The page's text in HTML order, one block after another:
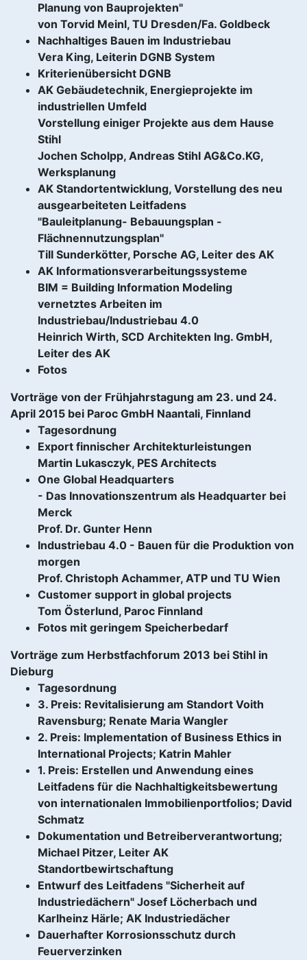
Planung von Bauprojekten"
von Torvid Meinl, TU Dresden/Fa. Goldbeck
Nachhaltiges Bauen im Industriebau
Vera King, Leiterin DGNB System
Kriterienübersicht DGNB
AK Gebäudetechnik, Energieprojekte im
industriellen Umfeld
Vorstellung einiger Projekte aus dem Hause
Stihl
Jochen Scholpp, Andreas Stihl AG&Co.KG,
Werksplanung
AK Standortentwicklung, Vorstellung des neu
ausgearbeiteten Leitfadens
"Bauleitplanung- Bebauungsplan -
Flächnennutzungsplan"
Till Sunderkötter, Porsche AG, Leiter des AK
AK Informationsverarbeitungssysteme
BIM = Building Information Modeling
vernetztes Arbeiten im
Industriebau/Industriebau 4.0
Heinrich Wirth, SCD Architekten Ing. GmbH,
Leiter des AK
Fotos
Vorträge von der Frühjahrstagung am 23. und 24.
April 2015 bei Paroc GmbH Naantali, Finnland
Tagesordnung
Export finnischer Architekturleistungen
Martin Lukasczyk, PES Architects
One Global Headquarters
- Das Innovationszentrum als Headquarter bei
Merck
Prof. Dr. Gunter Henn
Industriebau 4.0 - Bauen für die Produktion von
morgen
Prof. Christoph Achammer, ATP und TU Wien
Customer support in global projects
Tom Österlund, Paroc Finnland
Fotos mit geringem Speicherbedarf
Vorträge zum Herbstfachforum 2013 bei Stihl in
Dieburg
Tagesordnung
3. Preis: Revitalisierung am Standort Voith
Ravensburg; Renate Maria Wangler
2. Preis: Implementation of Business Ethics in
International Projects; Katrin Mahler
1. Preis: Erstellen und Anwendung eines
Leitfadens für die Nachhaltigkeitsbewertung
von internationalen Immobilienportfolios; David
Schmatz
Dokumentation und Betreiberverantwortung;
Michael Pitzer, Leiter AK
Standortbewirtschaftung
Entwurf des Leitfadens "Sicherheit auf
Industriedächern" Josef Löcherbach und
Karlheinz Härle; AK Industriedächer
Dauerhafter Korrosionsschutz durch
Feuerverzinken